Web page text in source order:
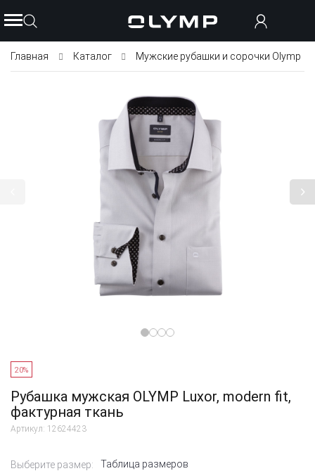
Главная Каталог Мужские рубашки и сорочки Olymp
20%
Рубашка мужская OLYMP Luxor, modern fit,
фактурная ткань
Артикул: 12624423
Выберите размер: Таблица размеров